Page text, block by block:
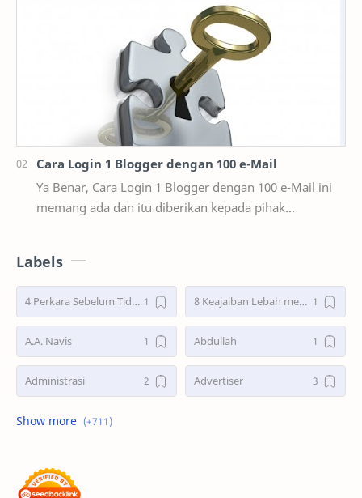
Cara Login 1 Blogger dengan 100 e-Mail
Ya Benar, Cara Login 1 Blogger dengan 100 e-Mail ini
memang ada dan itu diberikan kepada pihak
Labels
4 Perkara Sebelum Tidur 8 Keajaiban Lebah menurut Al-Qur’an part 2
A.A. Navis Abdullah
Administrasi Advertiser
Advertorial